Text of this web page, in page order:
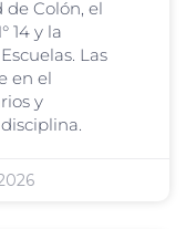
Colón, el
14 y la
Las
en el
y